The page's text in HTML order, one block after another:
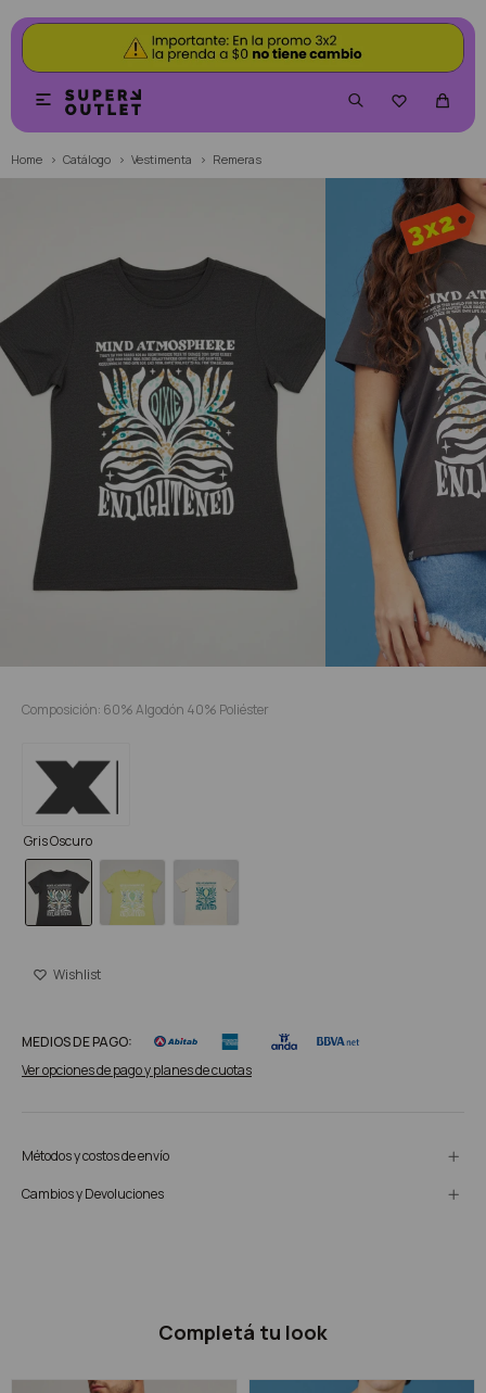


Home Catálogo Vestimenta Remeras
Composición: 60% Algodón 40% Poliéster
Gris Oscuro
MEDIOS DE PAGO:
Ver opciones de pago y planes de cuotas
Métodos y costos de envío
Cambios y Devoluciones
Completá tu look